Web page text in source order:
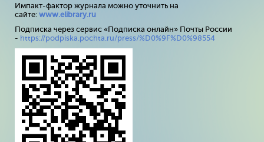
Импакт-фактор журнала можно уточнить на
сайте: www.elibrary.ru
Подписка через сервис «Подписка онлайн» Почты России
- https://podpiska.pochta.ru/press/%D0%9F%D0%98554